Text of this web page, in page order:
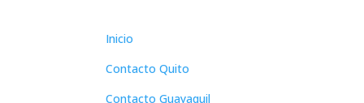
Inicio
Contacto Quito
Contacto Guayaquil